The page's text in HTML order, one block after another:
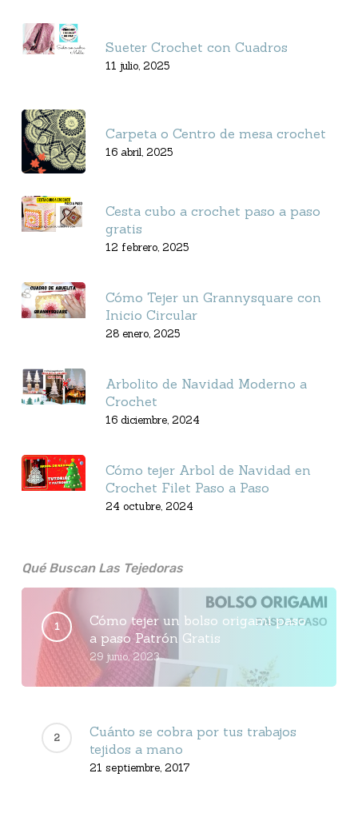
Sueter Crochet con Cuadros
11 julio, 2025
Carpeta o Centro de mesa crochet
16 abril, 2025
Cesta cubo a crochet paso a paso
gratis
12 febrero, 2025
Cómo Tejer un Grannysquare con
Inicio Circular
28 enero, 2025
Arbolito de Navidad Moderno a
Crochet
16 diciembre, 2024
Cómo tejer Arbol de Navidad en
Crochet Filet Paso a Paso
24 octubre, 2024
Qué Buscan Las Tejedoras
Cómo tejer un bolso origami paso
a paso Patrón Gratis
29 junio, 2023
Cuánto se cobra por tus trabajos
tejidos a mano
21 septiembre, 2017